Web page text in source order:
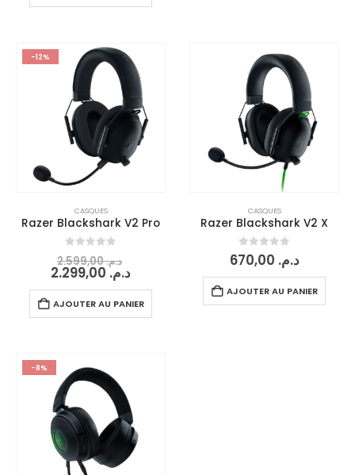
-12%
CASQUES
Razer Blackshark V2 Pro
د.م.2.599,00
د.م.
AJOUTER AU PANIER
CASQUES
Razer Blackshark V2 X
0 sur 5 د.م.
AJOUTER AU PANIER
-8%